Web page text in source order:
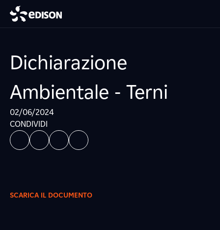
Dichiarazione
Ambientale - Terni
02/06/2024
CONDIVIDI
SCARICA IL DOCUMENTO